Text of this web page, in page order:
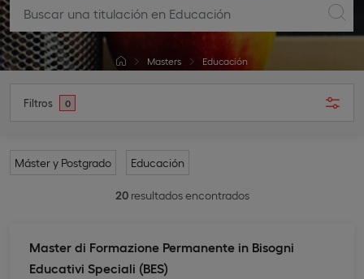
Masters Educación
Filtros 0
Máster y Postgrado Educación
20resultados encontrados
Master di Formazione Permanente in Bisogni
Educativi Speciali (BES)